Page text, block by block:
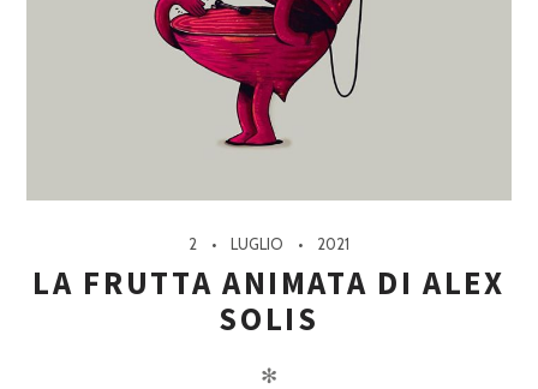
2 LUGLIO 2021
LA FRUTTA ANIMATA DI ALEX
SOLIS
✻